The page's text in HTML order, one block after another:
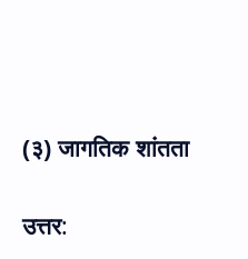
(३) जागतिक शांतता
उत्तर: